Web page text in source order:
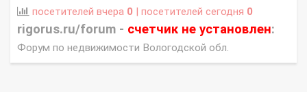
посетителей вчера 0 | посетителей сегодня 0
rigorus.ru/forum - счетчик не установлен:
Форум по недвижимости Вологодской обл.